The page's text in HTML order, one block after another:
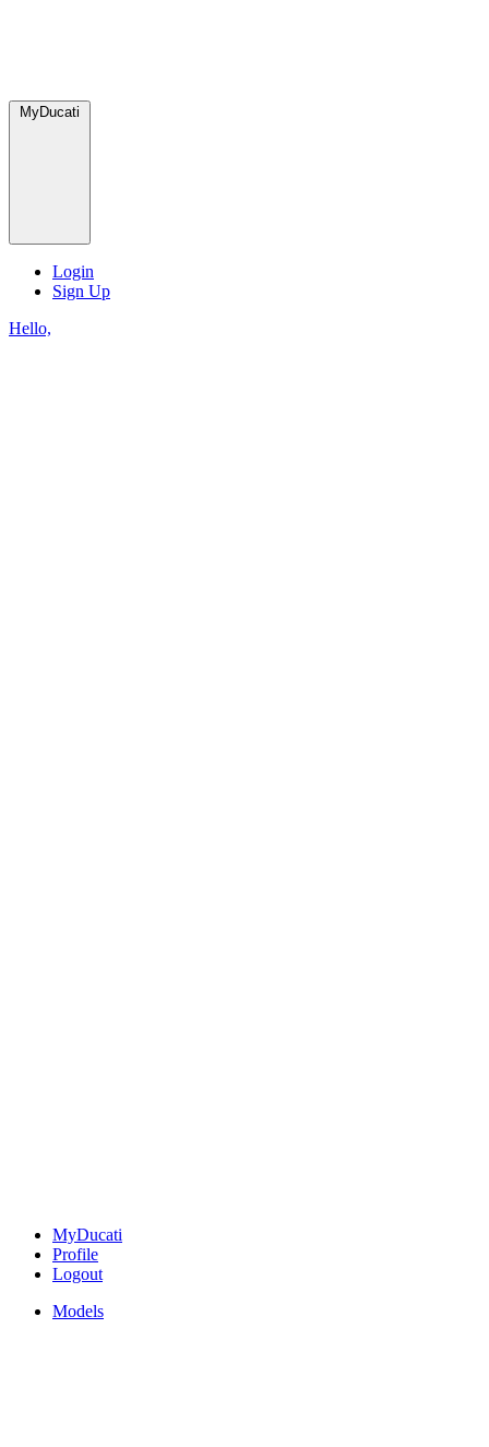
MyDucati
Login
Sign Up
Hello,
MyDucati
Profile
Logout
Models